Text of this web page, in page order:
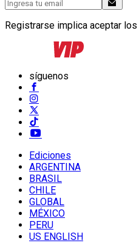
Registrarse implica aceptar los
síguenos
Ediciones
ARGENTINA
BRASIL
CHILE
GLOBAL
MÉXICO
PERU
US ENGLISH